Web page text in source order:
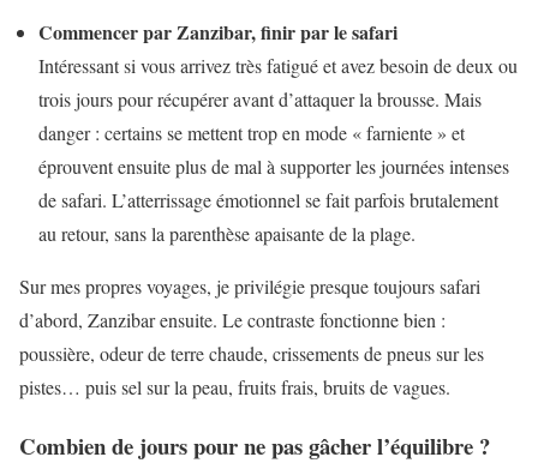
Commencer par Zanzibar, finir par le safari
Intéressant si vous arrivez très fatigué et avez besoin de deux ou
trois jours pour récupérer avant d’attaquer la brousse. Mais
danger : certains se mettent trop en mode « farniente » et
éprouvent ensuite plus de mal à supporter les journées intenses
de safari. L’atterrissage émotionnel se fait parfois brutalement
au retour, sans la parenthèse apaisante de la plage.
Sur mes propres voyages, je privilégie presque toujours safari
d’abord, Zanzibar ensuite. Le contraste fonctionne bien :
poussière, odeur de terre chaude, crissements de pneus sur les
pistes… puis sel sur la peau, fruits frais, bruits de vagues.
Combien de jours pour ne pas gâcher l’équilibre ?